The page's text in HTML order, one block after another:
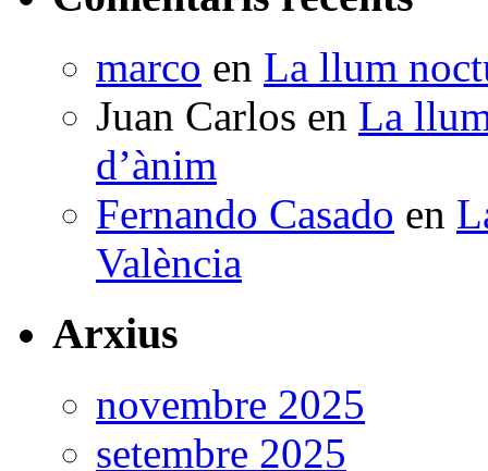
marco en La llum
Juan Carlos en La
d’ànim
Fernando Casado en
València
Arxius
novembre 2025
setembre 2025